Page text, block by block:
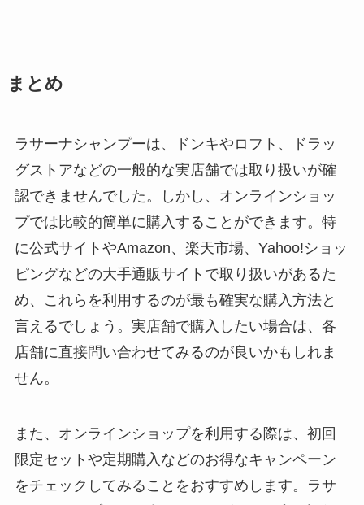
まとめ
ラサーナシャンプーは、ドンキやロフト、ドラッ
グストアなどの一般的な実店舗では取り扱いが確
認できませんでした。しかし、オンラインショッ
プでは比較的簡単に購入することができます。特
に公式サイトやAmazon、楽天市場、Yahoo!ショッ
ピングなどの大手通販サイトで取り扱いがあるた
め、これらを利用するのが最も確実な購入方法と
言えるでしょう。実店舗で購入したい場合は、各
店舗に直接問い合わせてみるのが良いかもしれま
せん。
また、オンラインショップを利用する際は、初回
限定セットや定期購入などのお得なキャンペーン
をチェックしてみることをおすすめします。ラサ